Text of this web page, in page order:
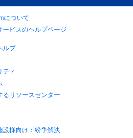
について
ービスのヘルプページ
ルプ
ティ
るリソースセンター
設様向け：紛争解決